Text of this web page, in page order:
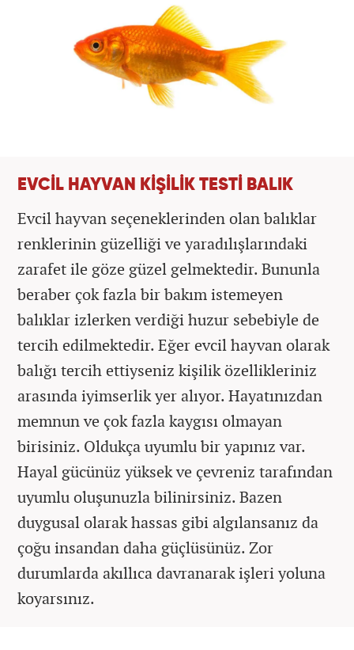
EVCİL HAYVAN KİŞİLİK TESTİ BALIK
Evcil hayvan seçeneklerinden olan balıklar
renklerinin güzelliği ve yaradılışlarındaki
zarafet ile göze güzel gelmektedir. Bununla
beraber çok fazla bir bakım istemeyen
balıklar izlerken verdiği huzur sebebiyle de
tercih edilmektedir. Eğer evcil hayvan olarak
balığı tercih ettiyseniz kişilik özellikleriniz
arasında iyimserlik yer alıyor. Hayatınızdan
memnun ve çok fazla kaygısı olmayan
birisiniz. Oldukça uyumlu bir yapınız var.
Hayal gücünüz yüksek ve çevreniz tarafından
uyumlu oluşunuzla bilinirsiniz. Bazen
duygusal olarak hassas gibi algılansanız da
çoğu insandan daha güçlüsünüz. Zor
durumlarda akıllıca davranarak işleri yoluna
koyarsınız.